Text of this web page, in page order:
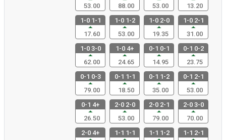
53.00
88.00
53.00
13.20
1-0 1-1
17.60
1-0 1-2
53.00
1-0 2-0
19.35
1-0 2-1
31.00
1-0 3-0
62.00
1-0 4+
24.65
0-1 0-1
14.95
0-1 0-2
23.75
0-1 0-3
79.00
0-1 1-1
18.50
0-1 1-2
35.00
0-1 2-1
53.00
0-1 4+
26.50
2-0 2-0
53.00
2-0 2-1
79.00
2-0 3-0
70.00
2-0 4+
1-1 1-1
1-1 1-2
1-1 2-1